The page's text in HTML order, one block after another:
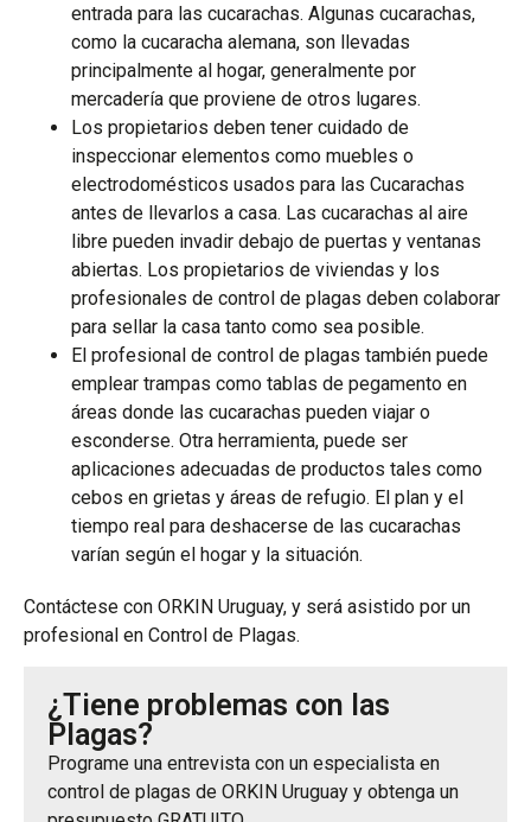
entrada para las cucarachas. Algunas cucarachas,
como la cucaracha alemana, son llevadas
principalmente al hogar, generalmente por
mercadería que proviene de otros lugares.
Los propietarios deben tener cuidado de
inspeccionar elementos como muebles o
electrodomésticos usados para las Cucarachas
antes de llevarlos a casa. Las cucarachas al aire
libre pueden invadir debajo de puertas y ventanas
abiertas. Los propietarios de viviendas y los
profesionales de control de plagas deben colaborar
para sellar la casa tanto como sea posible.
El profesional de control de plagas también puede
emplear trampas como tablas de pegamento en
áreas donde las cucarachas pueden viajar o
esconderse. Otra herramienta, puede ser
aplicaciones adecuadas de productos tales como
cebos en grietas y áreas de refugio. El plan y el
tiempo real para deshacerse de las cucarachas
varían según el hogar y la situación.
Contáctese con ORKIN Uruguay, y será asistido por un
profesional en Control de Plagas.
¿Tiene problemas con las
Plagas?
Programe una entrevista con un especialista en
control de plagas de ORKIN Uruguay y obtenga un